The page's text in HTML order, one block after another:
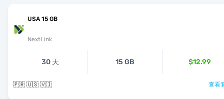
USA 15 GB
NextLink
30 天 15 GB $12.99
🇵🇷 🇺🇸 🇻🇮 查看